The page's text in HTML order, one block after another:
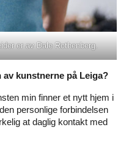
er av Dale Rothenberg.
kunstnerne på Leiga?
min finner et nytt hjem i
personlige forbindelsen
at daglig kontakt med